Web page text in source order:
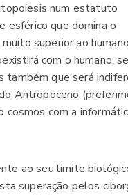
num estatuto
esférico que domina o
superior ao
com o humano,
também que será
Antropoceno
com a
ao seu limite
superação pelos